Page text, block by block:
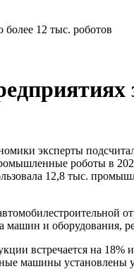
12 тыс. роботов
эксперты
роботы в
12,8 тыс.
и оборудования,
встречается на 18%
машины установлены